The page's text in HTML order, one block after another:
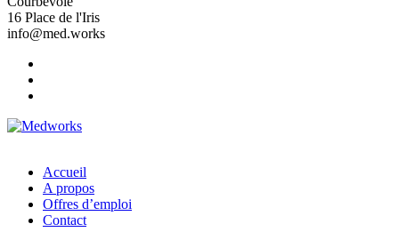
16 Place de l'Iris
info@med.works
Accueil
A propos
Offres d’emploi
Contact